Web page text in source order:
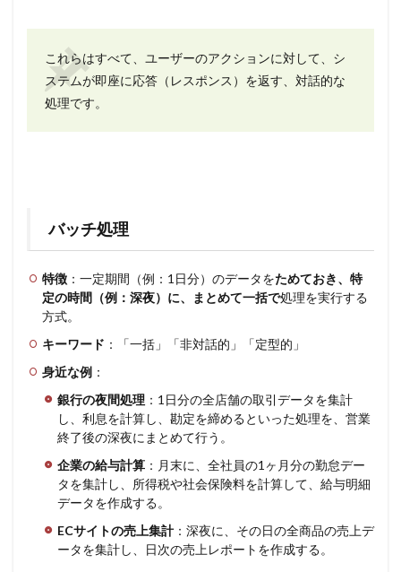
これらはすべて、ユーザーのアクションに対して、シ
ステムが即座に応答（レスポンス）を返す、対話的な
処理です。
バッチ処理
特徴 ：一定期間（例：1日分）のデータをためておき、特
定の時間（例：深夜）に、まとめて一括で処理を実行する
方式。
キーワード ：「一括」「非対話的」「定型的」
身近な例 ：
銀行の夜間処理 ：1日分の全店舗の取引データを集計
し、利息を計算し、勘定を締めるといった処理を、営業
終了後の深夜にまとめて行う。
企業の給与計算 ：月末に、全社員の1ヶ月分の勤怠デー
タを集計し、所得税や社会保険料を計算して、給与明細
データを作成する。
ECサイトの売上集計：深夜に、その日の全商品の売上デ
ータを集計し、日次の売上レポートを作成する。